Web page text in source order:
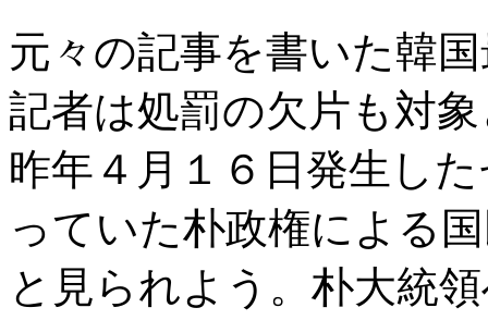
元々の記事を書いた韓
記者は処罰の欠片も対
昨年４月１６日発生し
っていた朴政権による
と見られよう。朴大統